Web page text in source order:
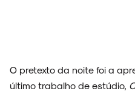
O pretexto da noite foi a
último trabalho de estúdio,